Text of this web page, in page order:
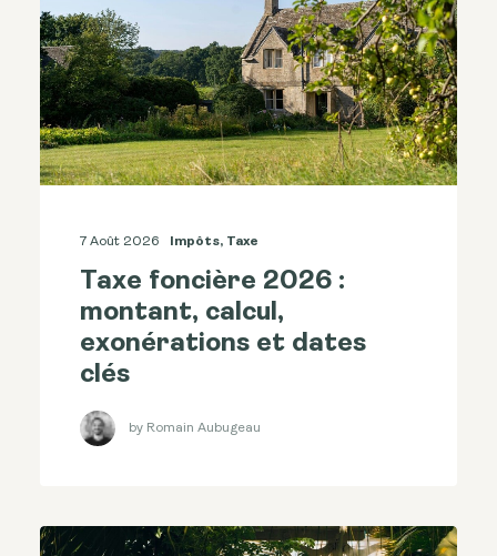
7 Août 2026 Impôts, Taxe
Taxe foncière 2026 :
montant, calcul,
exonérations et dates
clés
by Romain Aubugeau